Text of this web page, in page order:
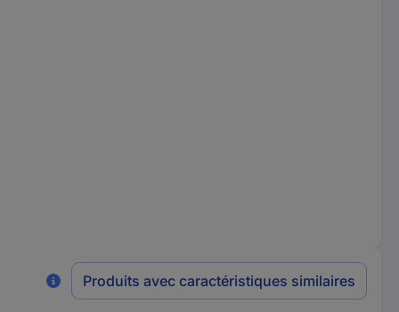
Produits avec caractéristiques similaires